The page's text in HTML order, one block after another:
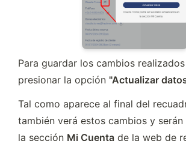
Para guardar los cambios
presionar la opción "Actualizar
Tal como aparece al final del
también verá estos cambios y
la sección Mi Cuenta de la web de